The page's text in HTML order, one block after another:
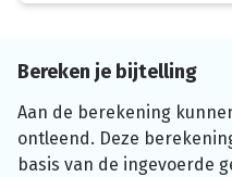
Bereken je bijtelling
Aan de berekening
ontleend. Deze
basis van de ingevoerde